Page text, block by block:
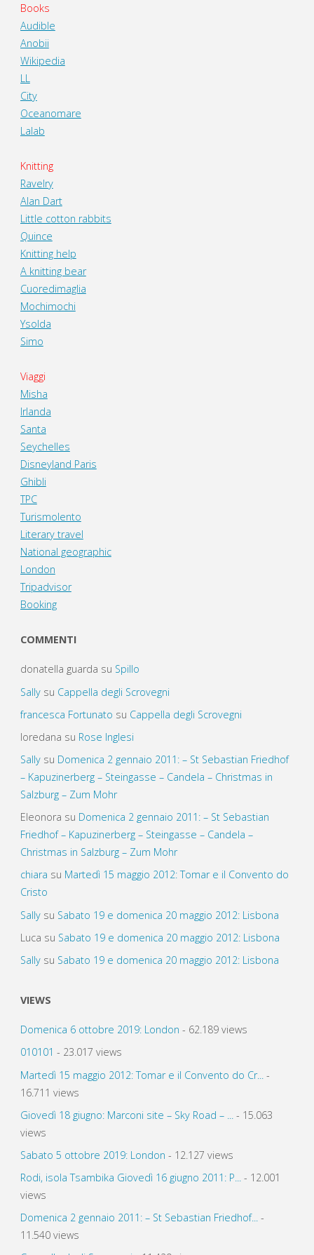
Books
Audible
Anobii
Wikipedia
LL
City
Oceanomare
Lalab
Knitting
Ravelry
Alan Dart
Little cotton rabbits
Quince
Knitting help
A knitting bear
Cuoredimaglia
Mochimochi
Ysolda
Simo
Viaggi
Misha
Irlanda
Santa
Seychelles
Disneyland Paris
Ghibli
TPC
Turismolento
Literary travel
National geographic
London
Tripadvisor
Booking
COMMENTI
donatella guarda su Spillo
Sallysu Cappella degli Scrovegni
francesca Fortunato su Cappella degli Scrovegni
loredana su Rose Inglesi
Sallysu Domenica 2 gennaio 2011: – St Sebastian Friedhof
– Kapuzinerberg – Steingasse – Candela – Christmas in
Salzburg – Zum Mohr
Eleonora su Domenica 2 gennaio 2011: – St Sebastian
Friedhof – Kapuzinerberg – Steingasse – Candela –
Christmas in Salzburg – Zum Mohr
chiara su Martedì 15 maggio 2012: Tomar e il Convento do
Cristo
Sallysu Sabato 19 e domenica 20 maggio 2012: Lisbona
Luca su Sabato 19 e domenica 20 maggio 2012: Lisbona
Sallysu Sabato 19 e domenica 20 maggio 2012: Lisbona
VIEWS
Domenica 6 ottobre 2019: London - 62.189 views
010101 - 23.017 views
Martedì 15 maggio 2012: Tomar e il Convento do Cr...
-
16.711 views
Giovedì 18 giugno: Marconi site – Sky Road – ...
- 15.063
views
Sabato 5 ottobre 2019: London - 12.127 views
Rodi, isola Tsambika Giovedì 16 giugno 2011: P...- 12.001
views
Domenica 2 gennaio 2011: – St Sebastian Friedhof...-
11.540 views